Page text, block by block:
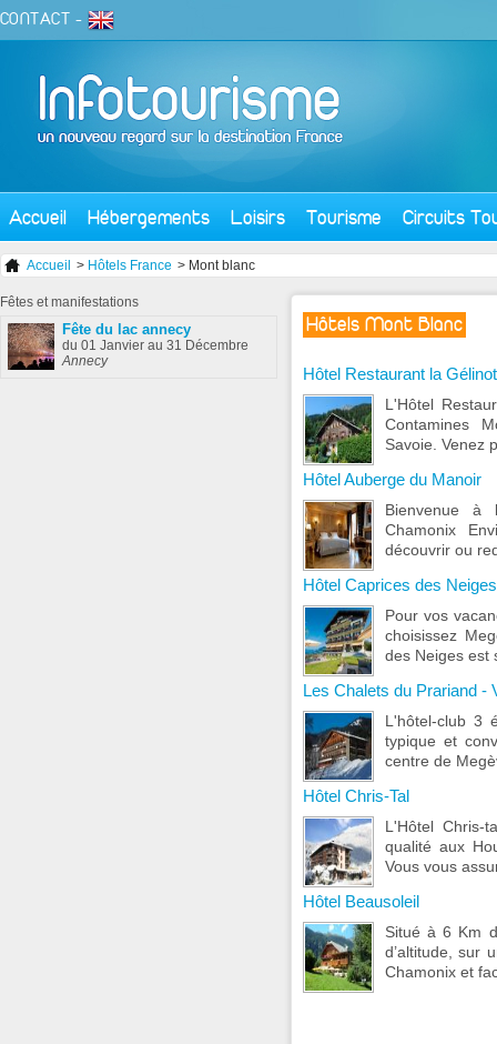
CONTACT -
Accueil Hébergements Loisirs Tourisme Circuits
Accueil > Hôtels France > Mont blanc
Hôtels Mont Blanc
Hôtel Restaurant la
L'Hôtel
Contamines
Savoie. Venez
Hôtel Auberge du Manoir
Bienvenue à
Chamonix
découvrir ou
Hôtel Caprices des Neiges
Pour vos
choisissez
des Neiges est
Les Chalets du Prariand -
L'hôtel-club 3
typique et
centre de
Hôtel Chris-Tal
L'Hôtel Chris-
qualité aux
Vous vous
Hôtel Beausoleil
Situé à 6 Km
d’altitude, sur
Chamonix et
Fêtes et manifestations
Fête du lac annecy
du 01 Janvier au 31 Décembre
Annecy